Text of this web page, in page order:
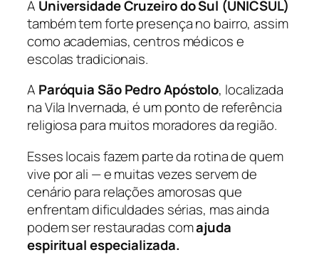
A Universidade Cruzeiro do Sul (UNICSUL)
também tem forte presença no bairro, assim
como academias, centros médicos e
escolas tradicionais.
A Paróquia São Pedro Apóstolo, localizada
na Vila Invernada, é um ponto de referência
religiosa para muitos moradores da região.
Esses locais fazem parte da rotina de quem
vive por ali — e muitas vezes servem de
cenário para relações amorosas que
enfrentam dificuldades sérias, mas ainda
podem ser restauradas comajuda
espiritual especializada.